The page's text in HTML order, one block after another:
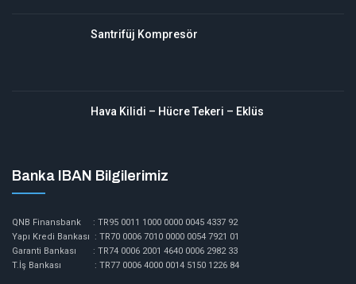
Santrifüj Kompresör
Hava Kilidi – Hücre Tekeri – Eklüs
Banka IBAN Bilgilerimiz
QNB Finansbank : TR95 0011 1000 0000 0045 4337 92
Yapı Kredi Bankası : TR70 0006 7010 0000 0054 7921 01
Garanti Bankası : TR74 0006 2001 4640 0006 2982 33
T.İş Bankası : TR77 0006 4000 0014 5150 1226 84